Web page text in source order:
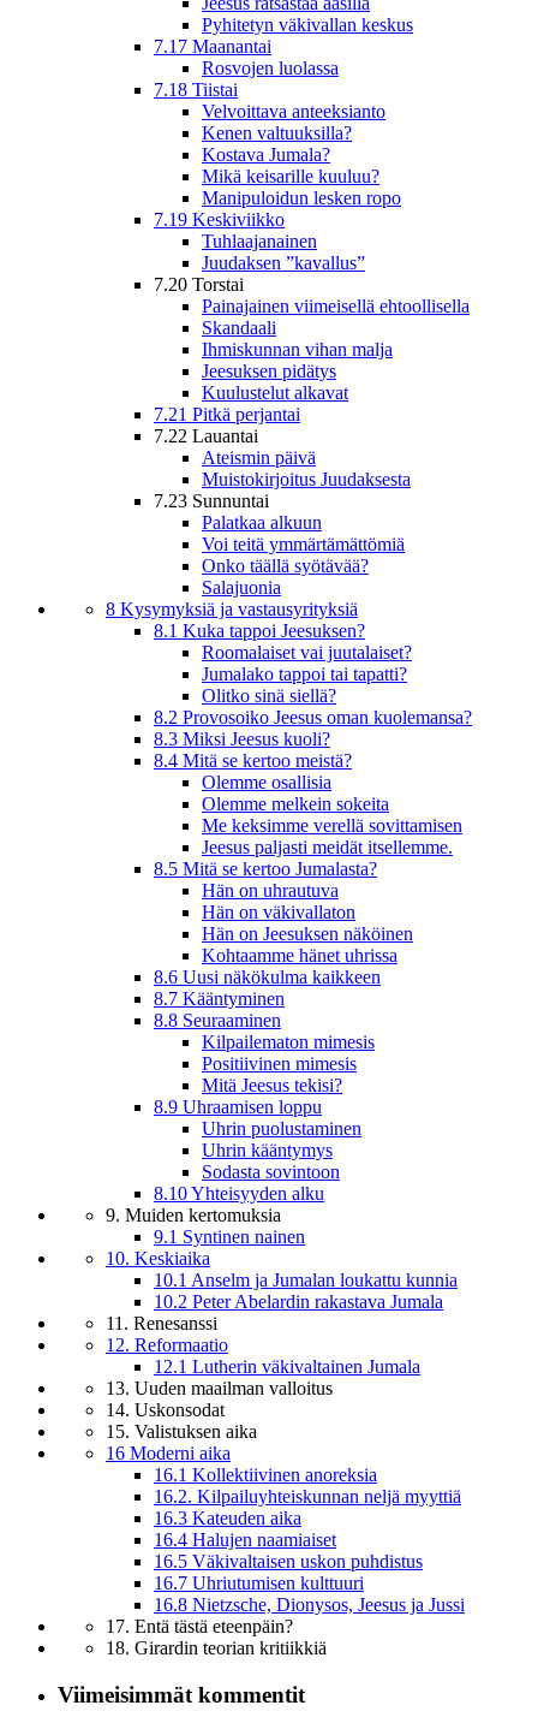
Pyhitetyn väkivallan keskus
7.17 Maanantai
Rosvojen luolassa
7.18 Tiistai
Velvoittava anteeksianto
Kenen valtuuksilla?
Kostava Jumala?
Mikä keisarille kuuluu?
Manipuloidun lesken ropo
7.19 Keskiviikko
Tuhlaajanainen
Juudaksen ”kavallus”
7.20 Torstai
Painajainen viimeisellä ehtoollisella
Skandaali
Ihmiskunnan vihan malja
Jeesuksen pidätys
Kuulustelut alkavat
7.21 Pitkä perjantai
7.22 Lauantai
Ateismin päivä
Muistokirjoitus Juudaksesta
7.23 Sunnuntai
Palatkaa alkuun
Voi teitä ymmärtämättömiä
Onko täällä syötävää?
Salajuonia
8 Kysymyksiä ja vastausyrityksiä
8.1 Kuka tappoi Jeesuksen?
Roomalaiset vai juutalaiset?
Jumalako tappoi tai tapatti?
Olitko sinä siellä?
8.2 Provosoiko Jeesus oman kuolemansa?
8.3 Miksi Jeesus kuoli?
8.4 Mitä se kertoo meistä?
Olemme osallisia
Olemme melkein sokeita
Me keksimme verellä sovittamisen
Jeesus paljasti meidät itsellemme.
8.5 Mitä se kertoo Jumalasta?
Hän on uhrautuva
Hän on väkivallaton
Hän on Jeesuksen näköinen
Kohtaamme hänet uhrissa
8.6 Uusi näkökulma kaikkeen
8.7 Kääntyminen
8.8 Seuraaminen
Kilpailematon mimesis
Positiivinen mimesis
Mitä Jeesus tekisi?
8.9 Uhraamisen loppu
Uhrin puolustaminen
Uhrin kääntymys
Sodasta sovintoon
8.10 Yhteisyyden alku
9. Muiden kertomuksia
9.1 Syntinen nainen
10. Keskiaika
10.1 Anselm ja Jumalan loukattu kunnia
10.2 Peter Abelardin rakastava Jumala
11. Renesanssi
12. Reformaatio
12.1 Lutherin väkivaltainen Jumala
13. Uuden maailman valloitus
14. Uskonsodat
15. Valistuksen aika
16 Moderni aika
16.1 Kollektiivinen anoreksia
16.2. Kilpailuyhteiskunnan neljä myyttiä
16.3 Kateuden aika
16.4 Halujen naamiaiset
16.5 Väkivaltaisen uskon puhdistus
16.7 Uhriutumisen kulttuuri
16.8 Nietzsche, Dionysos, Jeesus ja Jussi
17. Entä tästä eteenpäin?
18. Girardin teorian kritiikkiä
Viimeisimmät kommentit